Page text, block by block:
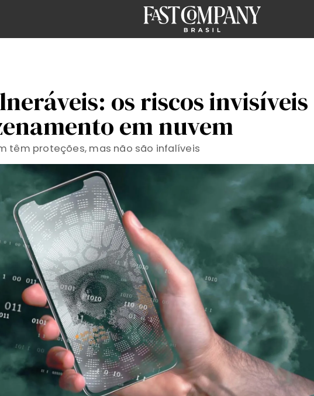
os riscos invisíveis
em nuvem
têm proteções, mas não são infalíveis